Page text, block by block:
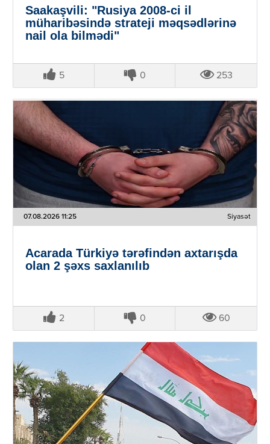
Saakaşvili: "Rusiya 2008-ci il
müharibəsində strateji məqsədlərinə
nail ola bilmədi"
5 0 253
07.08.2026 11:25 Siyasət
Acarada Türkiyə tərəfindən axtarışda
olan 2 şəxs saxlanılıb
2 0 60